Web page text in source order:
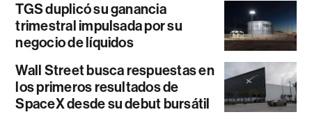
TGS duplicó su ganancia
trimestral impulsada por su
negocio de líquidos
Wall Street busca respuestas en
los primeros resultados de
SpaceX desde su debut bursátil